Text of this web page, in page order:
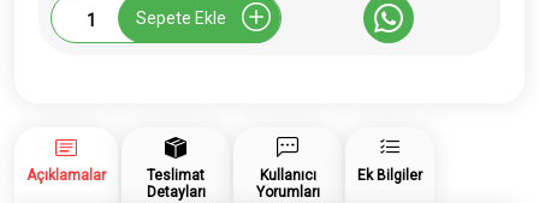
Eu.freep.com
Tanıtım
Sepete Ekle
Açıklamalar
Teslimat
Detayları
Kullanıcı
Yorumları
Ek Bilgiler